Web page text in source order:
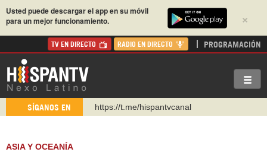
×
Usted puede descargar el app en su móvil
para un mejor funcionamiento.
TV EN DIRECTO RADIO EN DIRECTO PROGRAMACIÓN
SÍGANOS EN
https://t.me/hispantvcanal
ASIA Y OCEANÍA